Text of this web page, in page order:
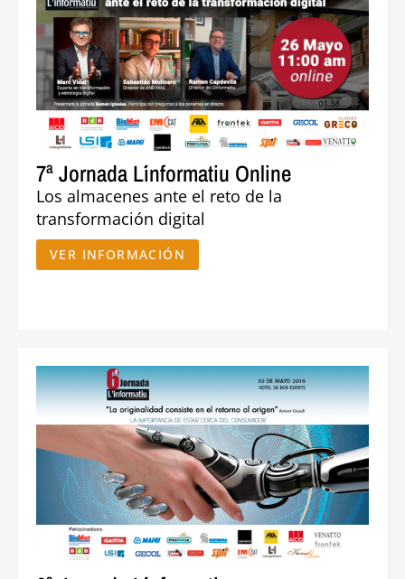
7ª Jornada L´informatiu Online
Los almacenes ante el reto de la
transformación digital
VER INFORMACIÓN